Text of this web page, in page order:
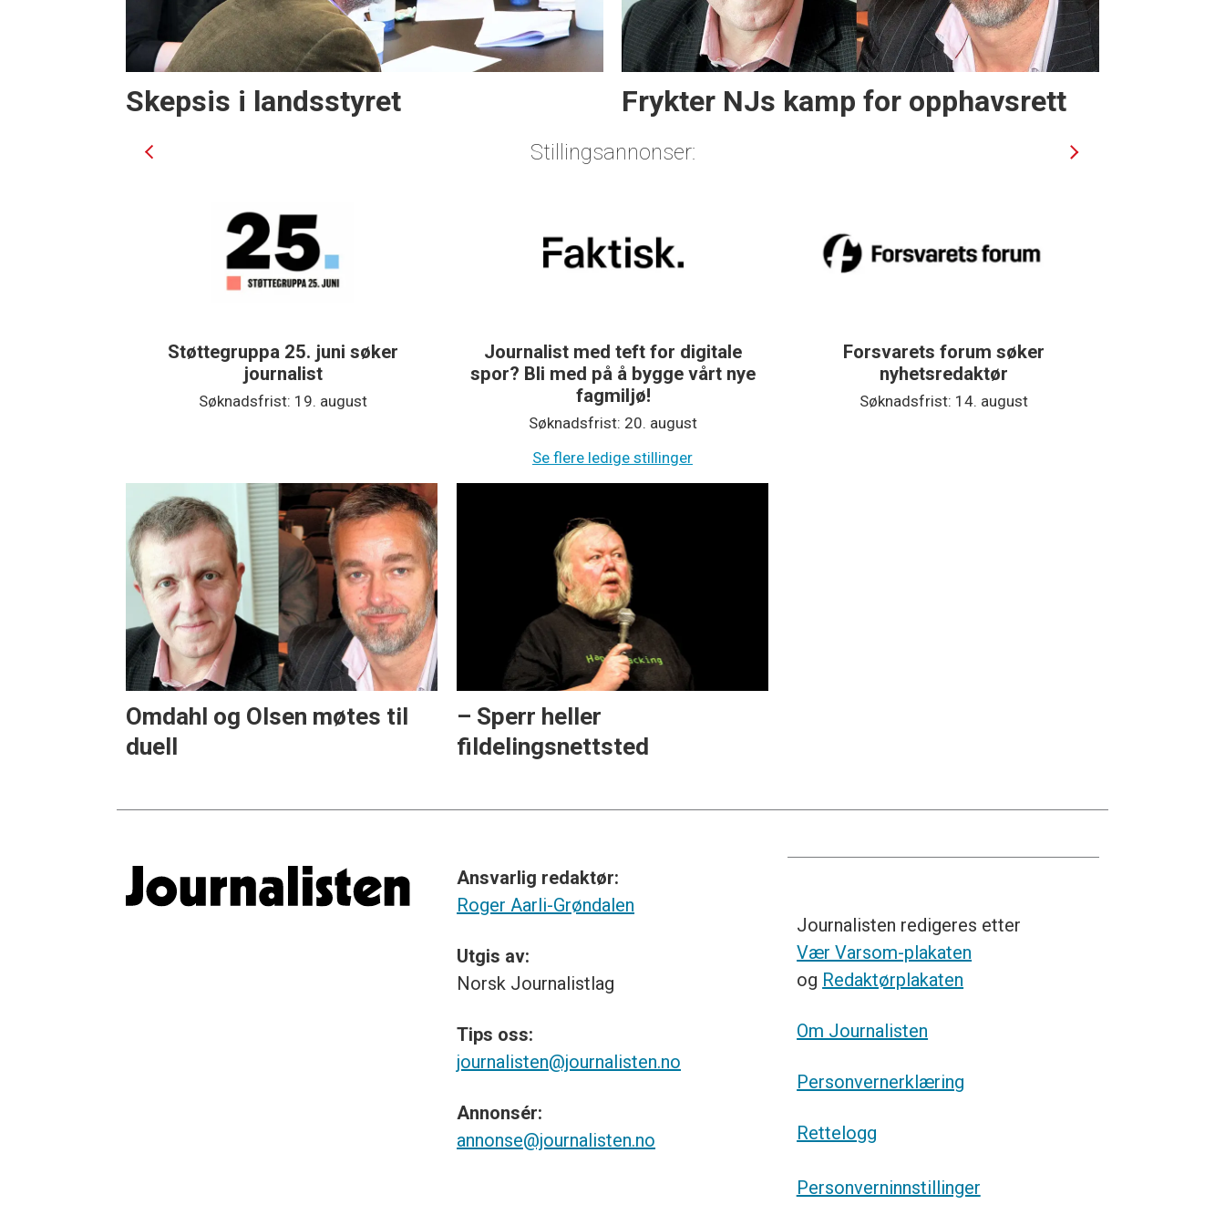
Skepsis i landsstyret Frykter NJs kamp for opphavsrett
Stillingsannonser:
Støttegruppa 25. juni søker
journalist
Søknadsfrist: 19. august
Journalist med teft for digitale
spor? Bli med på å bygge vårt nye
fagmiljø!
Søknadsfrist: 20. august
Forsvarets forum søker
nyhetsredaktør
Søknadsfrist: 14. august
Se flere ledige stillinger
Omdahl og Olsen møtes til
duell
– Sperr heller
fildelingsnettsted
Ansvarlig redaktør:
Roger Aarli-Grøndalen
Utgis av:
Norsk Journalistlag
Tips oss:
journalisten@journalisten.no
Annonsér:
annonse@journalisten.no
Journalisten redigeres etter
Vær Varsom-plakaten
og Redaktørplakaten
Om Journalisten
Personvernerklæring
Rettelogg
Personverninnstillinger